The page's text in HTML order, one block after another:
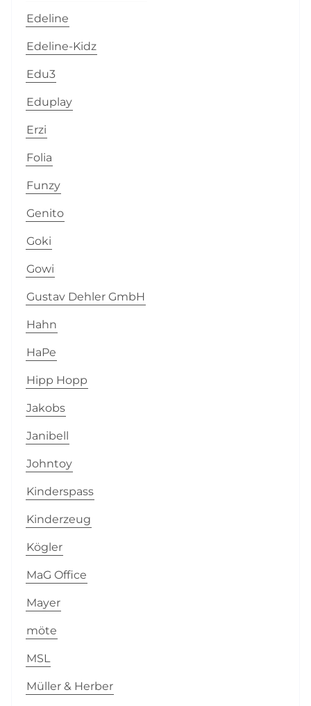
Edeline
Edeline-Kidz
Edu3
Eduplay
Erzi
Folia
Funzy
Genito
Goki
Gowi
Gustav Dehler GmbH
Hahn
HaPe
Hipp Hopp
Jakobs
Janibell
Johntoy
Kinderspass
Kinderzeug
Kögler
MaG Office
Mayer
möte
MSL
Müller & Herber